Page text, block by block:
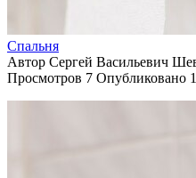
Спальня
Автор Сергей Васильевич
Просмотров 7 Опубликовано